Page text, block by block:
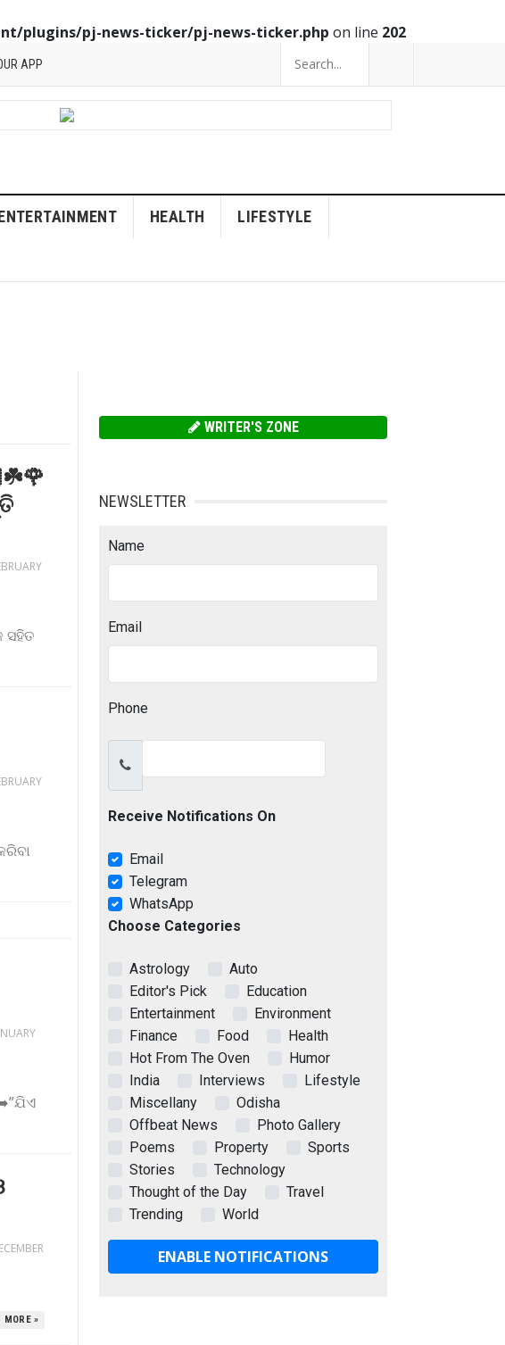
plugins/pj-news-ticker/pj-news-ticker.php on line 202
APP
HEALTH LIFESTYLE
ସହିତ
MORE »
WRITER'S ZONE
NEWSLETTER
Name
Email
Phone
Receive Notifications On
Email
Telegram
WhatsApp
Choose Categories
Astrology
Auto
Editor's Pick
Education
Entertainment
Environment
Finance
Food
Health
Hot From The Oven
Humor
India
Interviews
Lifestyle
Miscellany
Odisha
Offbeat News
Photo Gallery
Poems
Property
Sports
Stories
Technology
Thought of the Day
Travel
Trending
World
ENABLE NOTIFICATIONS